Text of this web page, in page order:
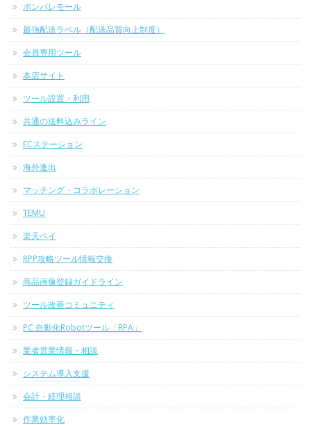
ポンパレモール
最強配送ラベル（配送品質向上制度）
会員専用ツール
本店サイト
ツール設置・利用
共通の送料込みライン
ECステーション
海外進出
マッチング・コラボレーション
TEMU
楽天ペイ
RPP攻略ツール情報交換
商品画像登録ガイドライン
ツール改善コミュニティ
PC 自動化Robotツール「RPA」
業者営業情報・相談
システム導入支援
会計・経理相談
作業効率化